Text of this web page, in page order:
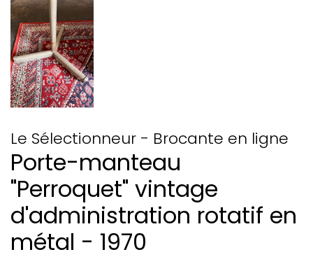
Le Sélectionneur - Brocante en ligne
Porte-manteau
"Perroquet" vintage
d'administration rotatif en
métal - 1970